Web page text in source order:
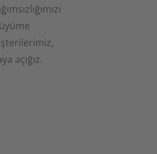
açığız.
teknolojilere